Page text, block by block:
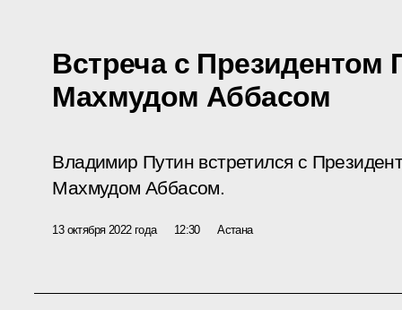
Встреча с Президентом
Махмудом Аббасом
Владимир Путин встретился с
Махмудом Аббасом.
13 октября 2022 года 12:30 Астана